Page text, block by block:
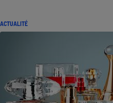
ACTUALITÉ